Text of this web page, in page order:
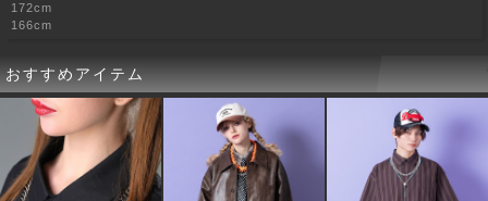
172cm
166cm
おすすめアイテム